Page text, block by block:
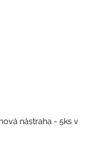
nástraha - 5ks v